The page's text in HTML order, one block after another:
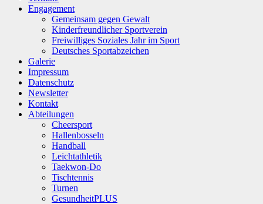
Engagement
Gemeinsam gegen Gewalt
Kinderfreundlicher Sportverein
Freiwilliges Soziales Jahr im Sport
Deutsches Sportabzeichen
Galerie
Impressum
Datenschutz
Newsletter
Kontakt
Abteilungen
Cheersport
Hallenbosseln
Handball
Leichtathletik
Taekwon-Do
Tischtennis
Turnen
GesundheitPLUS